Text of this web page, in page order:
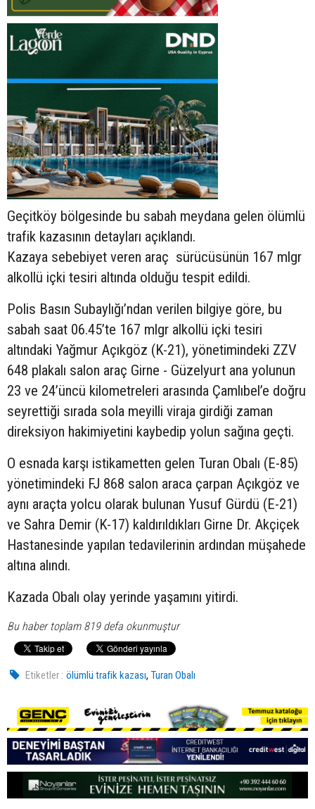
Geçitköy bölgesinde bu sabah meydana gelen ölümlü
trafik kazasının detayları açıklandı.
Kazaya sebebiyet veren araç sürücüsünün 167 mlgr
alkollü içki tesiri altında olduğu tespit edildi.
Polis Basın Subaylığı’ndan verilen bilgiye göre, bu
sabah saat 06.45’te 167 mlgr alkollü içki tesiri
altındaki Yağmur Açıkgöz (K-21), yönetimindeki ZZV
648 plakalı salon araç Girne - Güzelyurt ana yolunun
23 ve 24’üncü kilometreleri arasında Çamlıbel’e doğru
seyrettiği sırada sola meyilli viraja girdiği zaman
direksiyon hakimiyetini kaybedip yolun sağına geçti.
O esnada karşı istikametten gelen Turan Obalı (E-85)
yönetimindeki FJ 868 salon araca çarpan Açıkgöz ve
aynı araçta yolcu olarak bulunan Yusuf Gürdü (E-21)
ve Sahra Demir (K-17) kaldırıldıkları Girne Dr. Akçiçek
Hastanesinde yapılan tedavilerinin ardından müşahede
altına alındı.
Kazada Obalı olay yerinde yaşamını yitirdi.
Bu haber toplam 819 defa okunmuştur
Etiketler : ölümlü trafik kazası,Turan Obalı